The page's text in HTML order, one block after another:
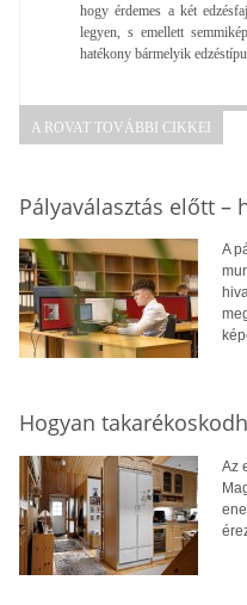
hogy érdemes a két
legyen, s emellett
hatékony bármelyik
A ROVAT TOVÁBBI CIKKEI
Pályaválasztás előtt –
A
Hogyan
Az